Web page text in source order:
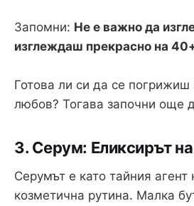
Запомни: Не е важно да
изглеждаш прекрасно на
Готова ли си да се погрижиш
любов? Тогава започни още
3. Серум: Еликсирът
Серумът е като тайния агент
козметична рутина. Малка